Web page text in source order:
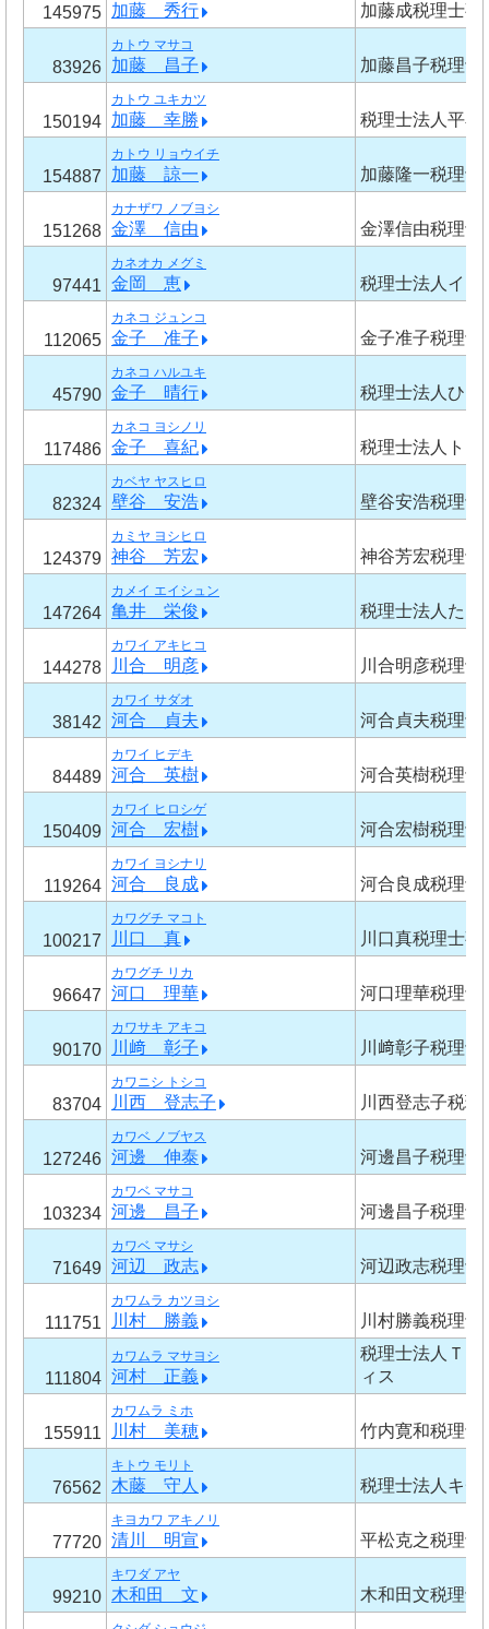
145975 加藤 秀行 加藤成税理士事
83926
カトウ マサコ
加藤 昌子 加藤昌子税理士
150194
カトウ ユキカツ
加藤 幸勝 税理士法人平
154887
カトウ リョウイチ
加藤 諒一 加藤隆一税理士
151268
カナザワ ノブヨシ
金澤 信由 金澤信由税理士
97441
カネオカ メグミ
金岡 恵 税理士法人イグ
112065
カネコ ジュンコ
金子 准子 金子准子税理士
45790
カネコ ハルユキ
金子 晴行 税理士法人ひま
117486
カネコ ヨシノリ
金子 喜紀 税理士法人ト
82324
カベヤ ヤスヒロ
壁谷 安浩 壁谷安浩税理士
124379
カミヤ ヨシヒロ
神谷 芳宏 神谷芳宏税理士
147264
カメイ エイシュン
亀井 栄俊 税理士法人たち
144278
カワイ アキヒコ
川合 明彦 川合明彦税理士
38142
カワイ サダオ
河合 貞夫 河合貞夫税理士
84489
カワイ ヒデキ
河合 英樹 河合英樹税理士
150409
カワイ ヒロシゲ
河合 宏樹 河合宏樹税理士
119264
カワイ ヨシナリ
河合 良成 河合良成税理士
100217
カワグチ マコト
川口 真 川口真税理士事
96647
カワグチ リカ
河口 理華 河口理華税理士
90170
カワサキ アキコ
川﨑 彰子 川﨑彰子税理士
83704
カワニシ トシコ
川西 登志子 川西登志子税理
127246
カワベ ノブヤス
河邊 伸泰 河邊昌子税理士
103234
カワベ マサコ
河邊 昌子 河邊昌子税理士
71649
カワベ マサシ
河辺 政志 河辺政志税理士
111751
カワムラ カツヨシ
川村 勝義 川村勝義税理士
111804
カワムラ マサヨシ
河村 正義
税理士法人Ｔ
ィス
155911
カワムラ ミホ
川村 美穂 竹内寛和税理士
76562
キトウ モリト
木藤 守人 税理士法人キ
77720
キヨカワ アキノリ
清川 明宣 平松克之税理士
99210
キワダ アヤ
木和田 文 木和田文税理士